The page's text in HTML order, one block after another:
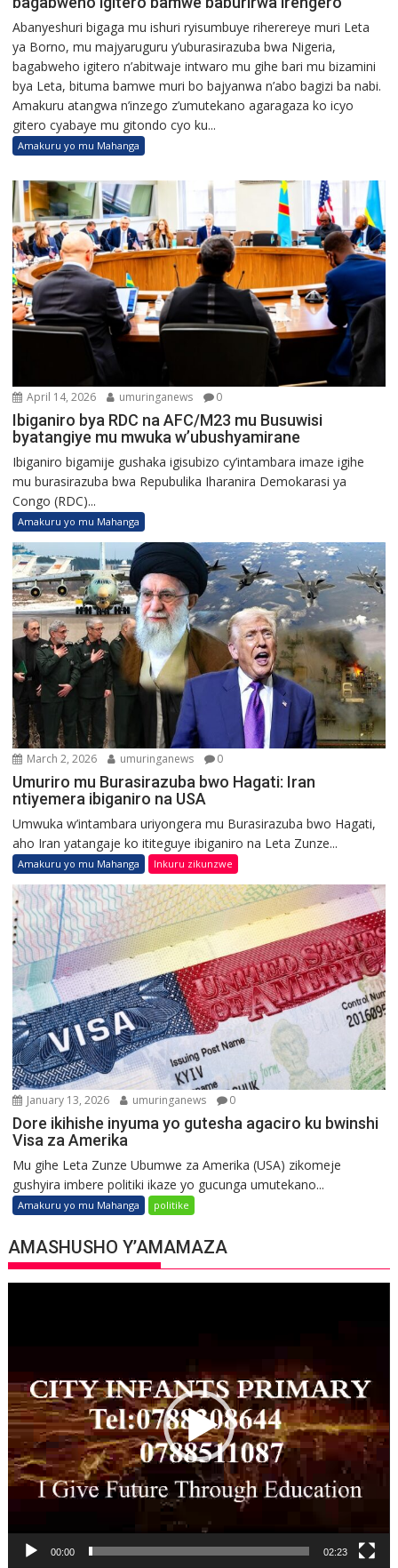
Abanyeshuri bigaga mu ishuri ryisumbuye riherereye muri Leta
ya Borno, mu majyaruguru y’uburasirazuba bwa Nigeria,
bagabweho igitero n’abitwaje intwaro mu gihe bari mu bizamini
bya Leta, bituma bamwe muri bo bajyanwa n’abo bagizi ba nabi.
Amakuru atangwa n’inzego z’umutekano agaragaza ko icyo
gitero cyabaye mu gitondo cyo ku...
Amakuru yo mu Mahanga
April 14, 2026 umuringanews 0
Ibiganiro bya RDC na AFC/M23 mu Busuwisi
byatangiye mu mwuka w’ubushyamirane
Ibiganiro bigamije gushaka igisubizo cy’intambara imaze igihe
mu burasirazuba bwa Repubulika Iharanira Demokarasi ya
Congo (RDC)...
Amakuru yo mu Mahanga
March 2, 2026 umuringanews 0
Umuriro mu Burasirazuba bwo Hagati: Iran
ntiyemera ibiganiro na USA
Umwuka w’intambara uriyongera mu Burasirazuba bwo Hagati,
aho Iran yatangaje ko ititeguye ibiganiro na Leta Zunze...
Amakuru yo mu Mahanga Inkuru zikunzwe
January 13, 2026 umuringanews 0
Dore ikihishe inyuma yo gutesha agaciro ku bwinshi
Visa za Amerika
Mu gihe Leta Zunze Ubumwe za Amerika (USA) zikomeje
gushyira imbere politiki ikaze yo gucunga umutekano...
Amakuru yo mu Mahanga politike
AMASHUSHO Y’AMAMAZA
00:00 02:23